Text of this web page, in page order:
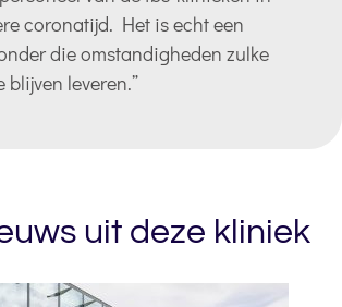
coronatijd. Het is echt een
die omstandigheden zulke
blijven leveren.”
uit deze kliniek